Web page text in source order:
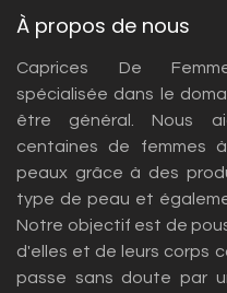
À propos de nous
Caprices De
spécialisée dans le
être général. Nous
centaines de femmes
peaux grâce à des
type de peau et
Notre objectif est de
d'elles et de leurs corps
passe sans doute par